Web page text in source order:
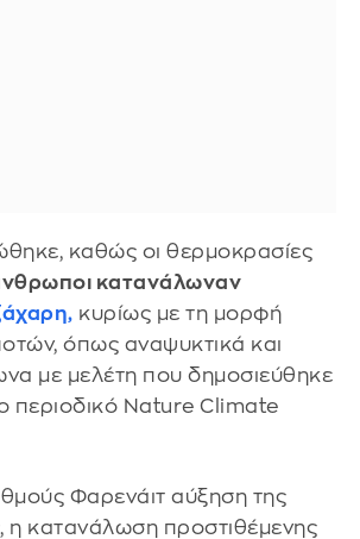
καθώς οι θερμοκρασίες
κατανάλωναν
κυρίως με τη μορφή
όπως αναψυκτικά και
με μελέτη που δημοσιεύθηκε
περιοδικό Nature Climate
Φαρενάιτ αύξηση της
η κατανάλωση προστιθέμενης